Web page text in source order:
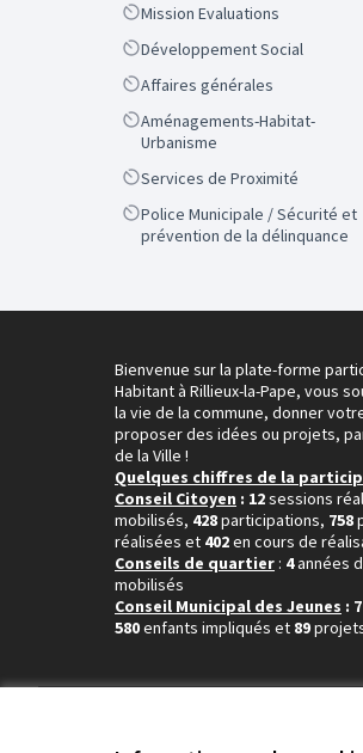
ScopeMission Evaluations
ScopeDéveloppement Social
ScopeAffaires générales
Scope
Aménagements-Habitat-
Urbanisme
ScopeServices de Proximité
Scope
Police Municipale / Sécurité et
prévention de la délinquance
Bienvenue sur la plate-forme
Habitant à Rillieux-la-Pape, vous
la vie de la commune, donner
proposer des idées ou projets,
de la Ville !
Quelques chiffres de la
Conseil Citoyen : 12sessions
mobilisés, 428participations, 758
réalisées et 402en cours de
Conseils de quartier : 4années
mobilisés
Conseil Municipal des Jeunes : 7
580enfants impliqués et 89